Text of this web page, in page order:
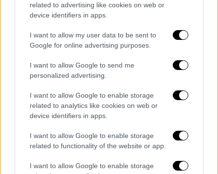
related to advertising like cookies on web or
device identifiers in apps.
I want to allow my user data to be sent to
Google for online advertising purposes.
I want to allow Google to send me
personalized advertising.
I want to allow Google to enable storage
related to analytics like cookies on web or
device identifiers in apps.
I want to allow Google to enable storage
related to functionality of the website or app.
I want to allow Google to enable storage
Τα σχολιά σας δημοσιεύονται άμεσα με δική σας ευθύνη. Το
ΕΘΝΟΣ θα παρεμβαίνει και τα προσβλητικά σχόλια θα
διαγράφονται
Διαβάστε ακόμη
Εκτελέσεις, συλλήψεις και νέοι